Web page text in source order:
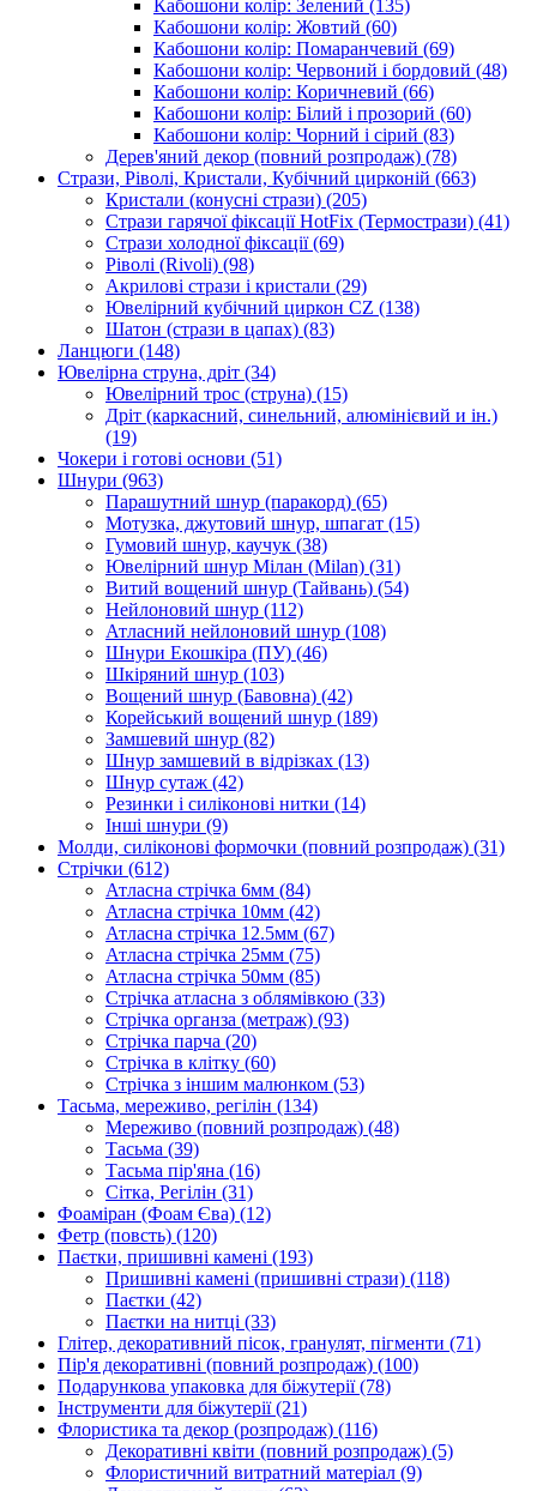
Кабошони колір: Зелений (135)
Кабошони колір: Жовтий (60)
Кабошони колір: Помаранчевий (69)
Кабошони колір: Червоний і бордовий (48)
Кабошони колір: Коричневий (66)
Кабошони колір: Білий і прозорий (60)
Кабошони колір: Чорний і сірий (83)
Дерев'яний декор (повний розпродаж) (78)
Стрази, Ріволі, Кристали, Кубічний цирконій (663)
Кристали (конусні стрази) (205)
Стрази гарячої фіксації HotFix (Термострази) (41)
Стрази холодної фіксації(69)
Ріволі (Rivoli) (98)
Акрилові стрази і кристали (29)
Ювелірний кубічний циркон CZ (138)
Шатон (стрази в цапах) (83)
Ланцюги (148)
Ювелірна струна, дріт (34)
Ювелірний трос (струна) (15)
Дріт (каркасний, синельний, алюмінієвий и ін.)
(19)
Чокери і готові основи (51)
Шнури (963)
Парашутний шнур (паракорд) (65)
Мотузка, джутовий шнур, шпагат (15)
Гумовий шнур, каучук (38)
Ювелірний шнур Мілан (Milan) (31)
Витий вощений шнур (Тайвань) (54)
Нейлоновий шнур (112)
Атласний нейлоновий шнур (108)
Шнури Екошкіра (ПУ) (46)
Шкіряний шнур (103)
Вощений шнур (Бавовна) (42)
Корейський вощений шнур (189)
Замшевий шнур (82)
Шнур замшевий в відрізках (13)
Шнур сутаж (42)
Резинки і силіконові нитки (14)
Інші шнури (9)
Молди, силіконові формочки (повний розпродаж) (31)
Стрічки (612)
Атласна стрічка 6мм (84)
Атласна стрічка 10мм (42)
Атласна стрічка 12.5мм (67)
Атласна стрічка 25мм (75)
Атласна стрічка 50мм (85)
Стрічка атласна з облямівкою (33)
Стрічка органза (метраж) (93)
Стрічка парча (20)
Стрічка в клітку (60)
Стрічка з іншим малюнком (53)
Тасьма, мереживо, регілін (134)
Мереживо (повний розпродаж) (48)
Тасьма (39)
Тасьма пір'яна (16)
Сітка, Регілін (31)
Фоаміран (Фоам Єва) (12)
Фетр (повсть) (120)
Паєтки, пришивні камені (193)
Пришивні камені (пришивні стрази) (118)
Паєтки (42)
Паєтки на нитці (33)
Глітер, декоративний пісок, гранулят, пігменти (71)
Пір'я декоративні (повний розпродаж) (100)
Подарункова упаковка для біжутерії(78)
Інструменти для біжутерії(21)
Флористика та декор (розпродаж) (116)
Декоративні квіти (повний розпродаж) (5)
Флористичний витратний матеріал (9)